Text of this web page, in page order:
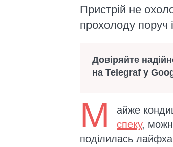
Пристрій не
прохолоду поруч
Довіряйте
на Telegraf у
М айже
спеку,
поділилась